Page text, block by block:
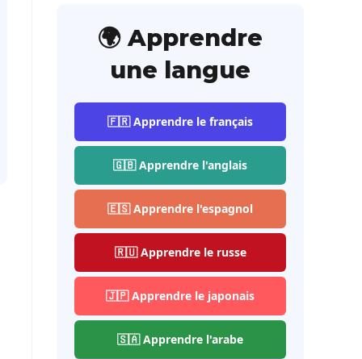
🌍 Apprendre
une langue
🇫🇷 Apprendre le français
🇬🇧 Apprendre l'anglais
🇪🇸 Apprendre l'espagnol
🇷🇺 Apprendre le russe
🇯🇵 Apprendre le japonais
🇸🇦 Apprendre l'arabe